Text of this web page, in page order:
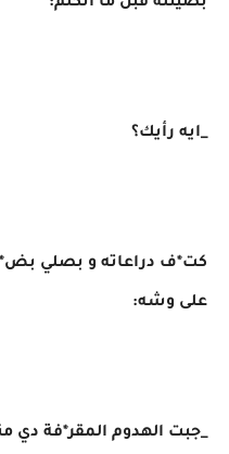
_ايه رأيك؟
كت*ف دراعاته و بصلي
على وشه:
_جبت الهدوم المقر*فة دي